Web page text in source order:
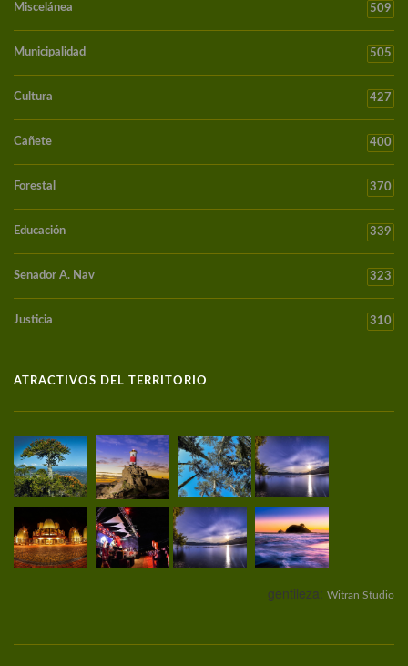
Miscelánea 509
Municipalidad 505
Cultura 427
Cañete 400
Forestal 370
Educación 339
Senador A. Nav 323
Justicia 310
ATRACTIVOS DEL TERRITORIO
gentileza: Witran Studio